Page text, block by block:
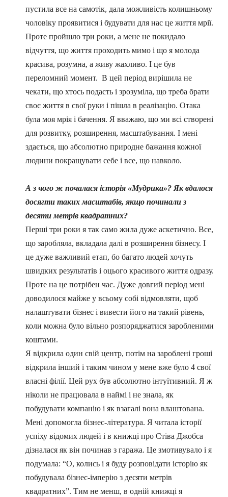
пустила все на самотік, дала можливість колишньому
чоловіку проявитися і будувати для нас це життя мрії.
Проте пройшло три роки, а мене не покидало
відчуття, що життя проходить мимо і що я молода
красива, розумна, а живу жахливо. І це був
переломний момент. В цей період вирішила не
чекати, що хтось подасть і зрозуміла, що треба брати
своє життя в свої руки і пішла в реалізацію. Отака
була моя мрія і бачення. Я вважаю, що ми всі створені
для розвитку, розширення, масштабування. І мені
здається, що абсолютно природне бажання кожної
людини покращувати себе і все, що навколо.
А з чого ж почалася історія «Мудрика»? Як вдалося
досягти таких масштабів, якщо починали з
десяти метрів квадратних?
Перші три роки я так само жила дуже аскетично. Все,
що заробляла, вкладала далі в розширення бізнесу. І
це дуже важливий етап, бо багато людей хочуть
швидких результатів і оцього красивого життя одразу.
Проте на це потрібен час. Дуже довгий період мені
доводилося майже у всьому собі відмовляти, щоб
налаштувати бізнес і вивести його на такий рівень,
коли можна було вільно розпоряджатися заробленими
коштами.
Я відкрила один свій центр, потім на зароблені гроші
відкрила інший і таким чином у мене вже було 4 свої
власні філії. Цей рух був абсолютно інтуїтивний. Я ж
ніколи не працювала в наймі і не знала, як
побудувати компанію і як взагалі вона влаштована.
Мені допомогла бізнес-література. Я читала історії
успіху відомих людей і в книжці про Стіва Джобса
дізналася як він починав з гаража. Це змотивувало і я
подумала: “О, колись і я буду розповідати історію як
побудувала бізнес-імперію з десяти метрів
квадратних”. Тим не менш, в одній книжці я